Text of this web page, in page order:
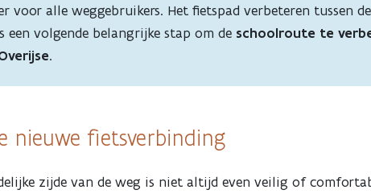
voor alle weggebruikers. Het fietspad verbeteren tussen
een volgende belangrijke stap om de schoolroute te
.
nieuwe fietsverbinding
zijde van de weg is niet altijd even veilig of